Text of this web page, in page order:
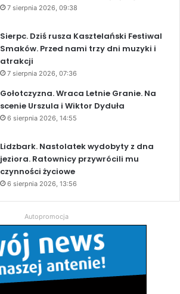
7 sierpnia 2026, 09:38
Sierpc. Dziś rusza Kasztelański Festiwal
Smaków. Przed nami trzy dni muzyki i
atrakcji
7 sierpnia 2026, 07:36
Gołotczyzna. Wraca Letnie Granie. Na
scenie Urszula i Wiktor Dyduła
6 sierpnia 2026, 14:55
Lidzbark. Nastolatek wydobyty z dna
jeziora. Ratownicy przywrócili mu
czynności życiowe
6 sierpnia 2026, 13:56
Autopromocja